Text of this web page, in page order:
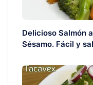
Delicioso Salmón
Sésamo. Fácil y